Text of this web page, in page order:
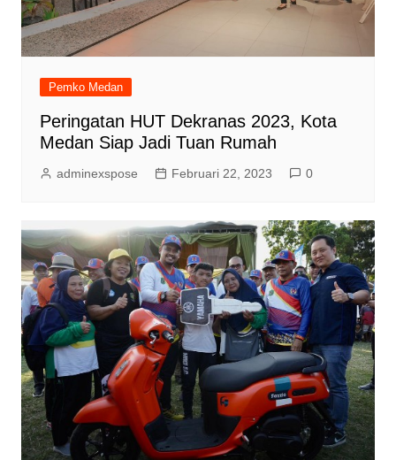
Pemko Medan
Peringatan HUT Dekranas 2023, Kota
Medan Siap Jadi Tuan Rumah
adminexspose Februari 22, 2023 0